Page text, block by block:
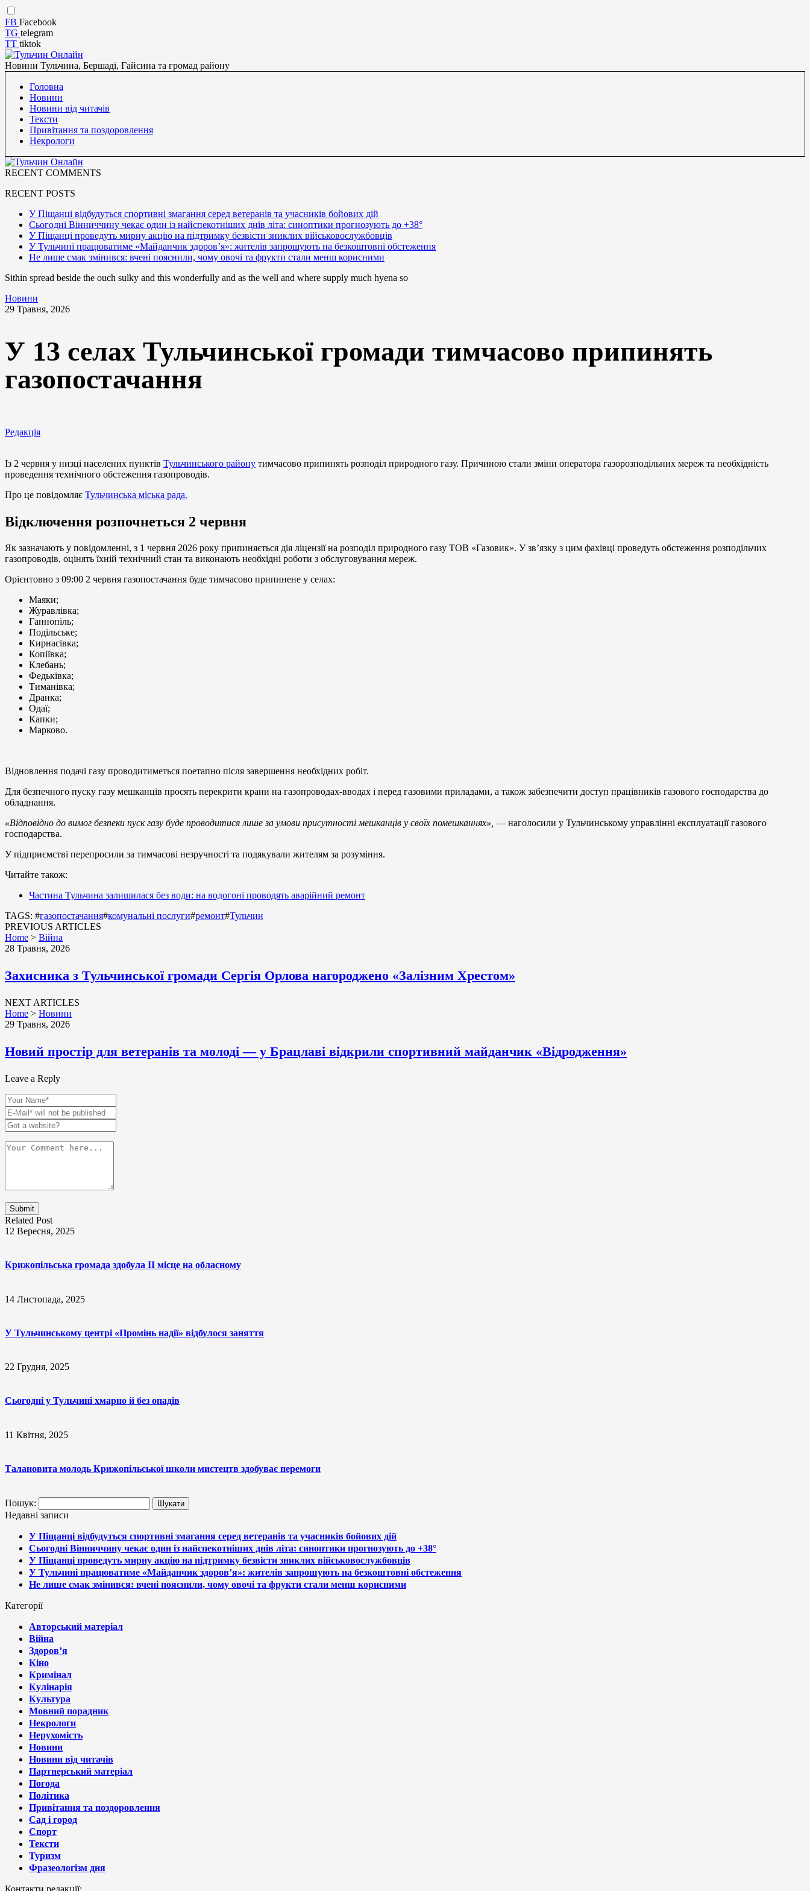
FB Facebook
TG telegram
TT tiktok
Новини Тульчина, Бершаді, Гайсина та громад району
Головна
Новини
Новини від читачів
Тексти
Привітання та поздоровлення
Некрологи
RECENT COMMENTS
RECENT POSTS
У Піщанці відбудуться спортивні змагання серед ветеранів та учасників бойових дій
Сьогодні Вінниччину чекає один із найспекотніших днів літа: синоптики прогнозують до +38°
У Піщанці проведуть мирну акцію на підтримку безвісти зниклих військовослужбовців
У Тульчині працюватиме «Майданчик здоров’я»: жителів запрошують на безкоштовні обстеження
Не лише смак змінився: вчені пояснили, чому овочі та фрукти стали менш корисними
Sithin spread beside the ouch sulky and this wonderfully and as the well and where supply much hyena so
Новини
29 Травня, 2026
У 13 селах Тульчинської громади тимчасово припинять
газопостачання
Редакція
Із 2 червня у низці населених пунктів Тульчинського району тимчасово припинять розподіл природного газу. Причиною стали зміни оператора газорозподільних мереж та необхідність
проведення технічного обстеження газопроводів.
Про це повідомляє Тульчинська міська рада.
Відключення розпочнеться 2 червня
Як зазначають у повідомленні, з 1 червня 2026 року припиняється дія ліцензії на розподіл природного газу ТОВ «Газовик». У зв’язку з цим фахівці проведуть обстеження розподільчих
газопроводів, оцінять їхній технічний стан та виконають необхідні роботи з обслуговування мереж.
Орієнтовно з 09:00 2 червня газопостачання буде тимчасово припинене у селах:
Маяки;
Журавлівка;
Ганнопіль;
Подільське;
Кирнасівка;
Копіївка;
Клебань;
Федьківка;
Тиманівка;
Дранка;
Одаї;
Капки;
Марково.
Відновлення подачі газу проводитиметься поетапно після завершення необхідних робіт.
Для безпечного пуску газу мешканців просять перекрити крани на газопроводах-вводах і перед газовими приладами, а також забезпечити доступ працівників газового господарства до
обладнання.
«Відповідно до вимог безпеки пуск газу буде проводитися лише за умови присутності мешканців у своїх помешканнях», — наголосили у Тульчинському управлінні експлуатації газового
господарства.
У підприємстві перепросили за тимчасові незручності та подякували жителям за розуміння.
Читайте також:
Частина Тульчина залишилася без води: на водогоні проводять аварійний ремонт
TAGS: #газопостачання#комунальні послуги#ремонт#Тульчин
PREVIOUS ARTICLES
Home > Війна
28 Травня, 2026
Захисника з Тульчинської громади Сергія Орлова нагороджено «Залізним Хрестом»
NEXT ARTICLES
Home > Новини
29 Травня, 2026
Новий простір для ветеранів та молоді — у Брацлаві відкрили спортивний майданчик «Відродження»
Leave a Reply
Related Post
12 Вересня, 2025
Крижопільська громада здобула ІІ місце на обласному
14 Листопада, 2025
У Тульчинському центрі «Промінь надії» відбулося заняття
22 Грудня, 2025
Сьогодні у Тульчині хмарно й без опадів
11 Квітня, 2025
Талановита молодь Крижопільської школи мистецтв здобуває перемоги
Пошук:
Недавні записи
У Піщанці відбудуться спортивні змагання серед ветеранів та учасників бойових дій
Сьогодні Вінниччину чекає один із найспекотніших днів літа: синоптики прогнозують до +38°
У Піщанці проведуть мирну акцію на підтримку безвісти зниклих військовослужбовців
У Тульчині працюватиме «Майданчик здоров’я»: жителів запрошують на безкоштовні обстеження
Не лише смак змінився: вчені пояснили, чому овочі та фрукти стали менш корисними
Категорії
Авторський матеріал
Війна
Здоров’я
Кіно
Кримінал
Кулінарія
Культура
Мовний порадник
Некрологи
Нерухомість
Новини
Новини від читачів
Партнерський матеріал
Погода
Політика
Привітання та поздоровлення
Сад і город
Спорт
Тексти
Туризм
Фразеологізм дня